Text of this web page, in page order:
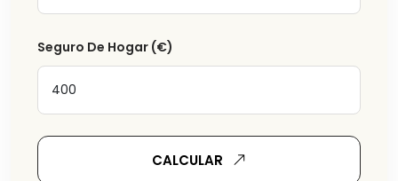
Seguro De Hogar (€)
CALCULAR